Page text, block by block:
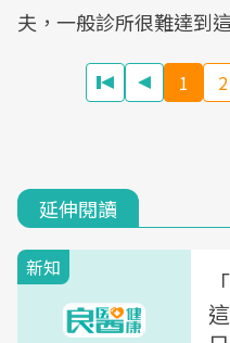
夫，一般診所很難達到
1 2
延伸閱讀
新知